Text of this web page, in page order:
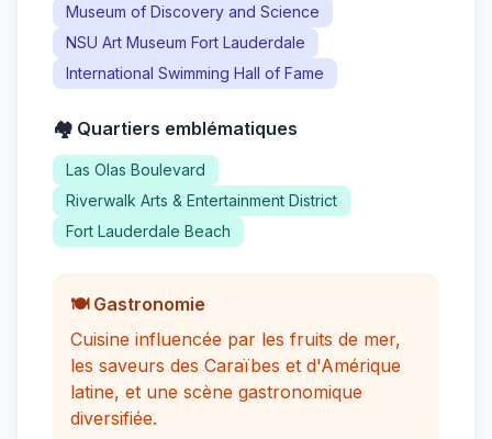
Museum of Discovery and Science
NSU Art Museum Fort Lauderdale
International Swimming Hall of Fame
🏘️ Quartiers emblématiques
Las Olas Boulevard
Riverwalk Arts & Entertainment District
Fort Lauderdale Beach
🍽️ Gastronomie
Cuisine influencée par les fruits de mer,
les saveurs des Caraïbes et d'Amérique
latine, et une scène gastronomique
diversifiée.